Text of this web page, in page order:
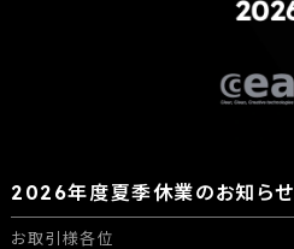
2026年度夏季休業のお知らせ
お取引様各位